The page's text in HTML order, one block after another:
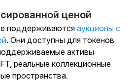
ценой
поддерживаются аукционы с
. Они доступны для токенов
активы
реальные коллекционные
пространства.